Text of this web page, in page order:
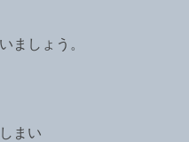
ましょう。
まい